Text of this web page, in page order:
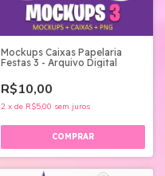
Mockups Caixas Papelaria
Festas 3 - Arquivo Digital
R$10,00
2 x de R$5,00 sem juros